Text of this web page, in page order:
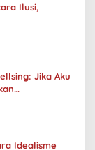
Ilusi,
Jika Aku
Idealisme